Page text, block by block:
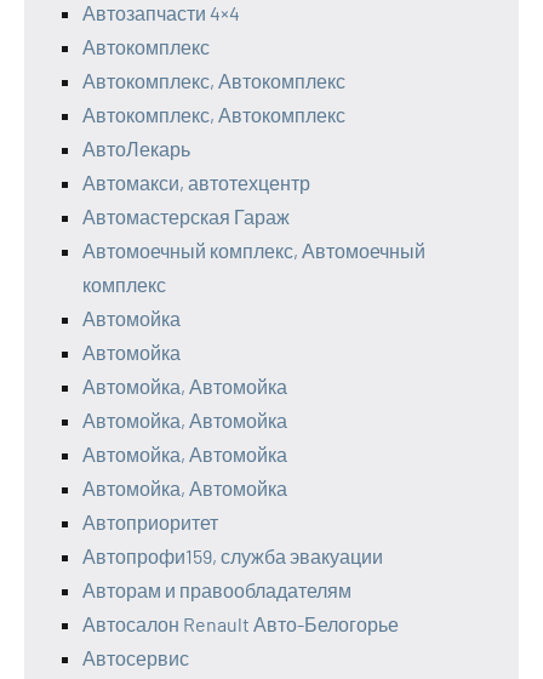
Автозапчасти 4×4
Автокомплекс
Автокомплекс, Автокомплекс
Автокомплекс, Автокомплекс
АвтоЛекарь
Автомакси, автотехцентр
Автомастерская Гараж
Автомоечный комплекс, Автомоечный
комплекс
Автомойка
Автомойка
Автомойка, Автомойка
Автомойка, Автомойка
Автомойка, Автомойка
Автомойка, Автомойка
Автоприоритет
Автопрофи159, служба эвакуации
Авторам и правообладателям
Автосалон Renault Авто-Белогорье
Автосервис